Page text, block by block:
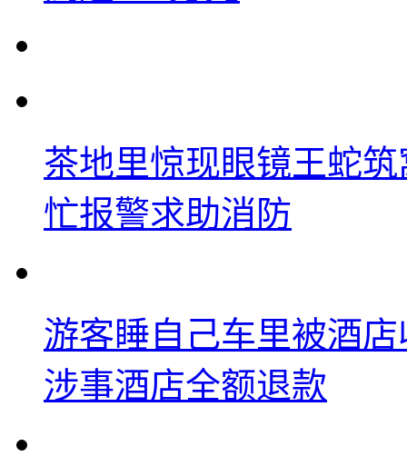
茶地里惊现眼镜王蛇
忙报警求助消防
游客睡自己车里被酒
涉事酒店全额退款